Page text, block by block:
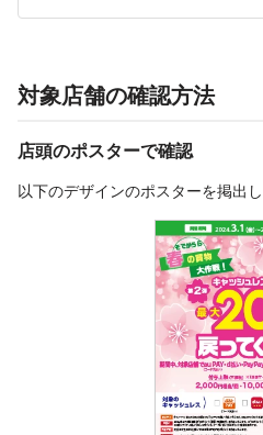
対象店舗の確認方法
店頭のポスターで確認
以下のデザインのポスターを掲出